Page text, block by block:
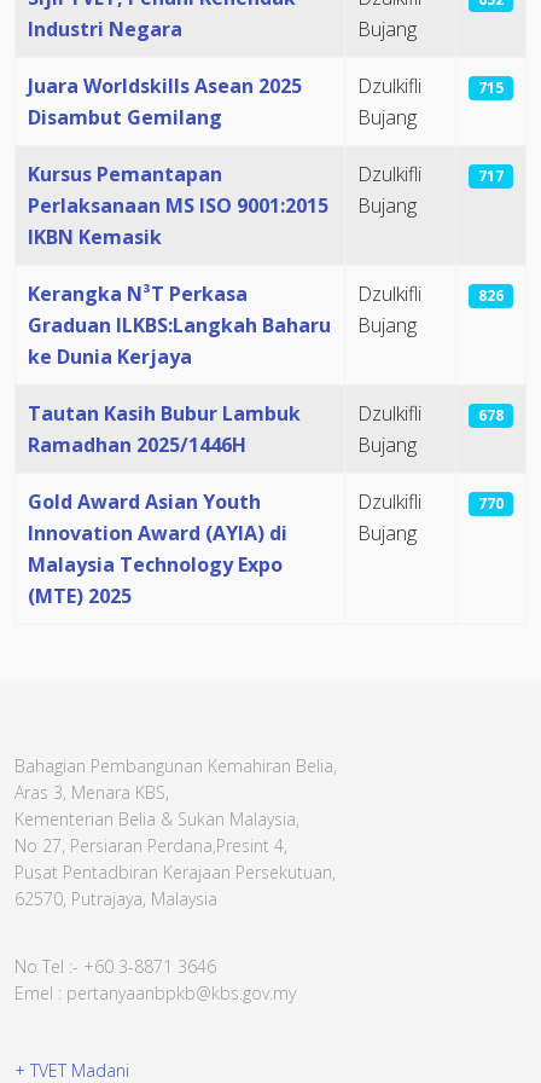
Industri Negara
Bujang
Juara Worldskills Asean 2025
Disambut Gemilang
Dzulkifli
Bujang
715
Kursus Pemantapan
Perlaksanaan MS ISO 9001:2015
IKBN Kemasik
Dzulkifli
Bujang
717
Kerangka N³T Perkasa
Graduan ILKBS:Langkah Baharu
ke Dunia Kerjaya
Dzulkifli
Bujang
826
Tautan Kasih Bubur Lambuk
Ramadhan 2025/1446H
Dzulkifli
Bujang
678
Gold Award Asian Youth
Innovation Award (AYIA) di
Malaysia Technology Expo
(MTE) 2025
Dzulkifli
Bujang
770
Bahagian Pembangunan Kemahiran Belia,
Aras 3, Menara KBS,
Kementerian Belia & Sukan Malaysia,
No 27, Persiaran Perdana,Presint 4,
Pusat Pentadbiran Kerajaan Persekutuan,
62570, Putrajaya, Malaysia
No Tel :- +60 3-8871 3646
Emel : pertanyaanbpkb@kbs.gov.my
+ TVET Madani